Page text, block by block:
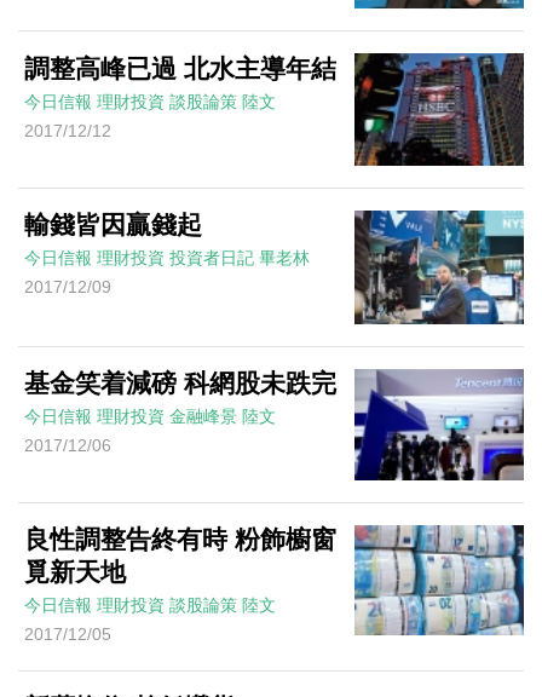
調整高峰已過 北水主導年結
今日信報 理財投資 談股論策 陸文
2017/12/12
輸錢皆因贏錢起
今日信報 理財投資 投資者日記 畢老林
2017/12/09
基金笑着減磅 科網股未跌完
今日信報 理財投資 金融峰景 陸文
2017/12/06
良性調整告終有時 粉飾櫥窗
覓新天地
今日信報 理財投資 談股論策 陸文
2017/12/05